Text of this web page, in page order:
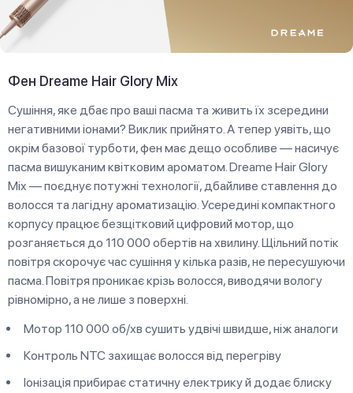
Фен Dreame Hair Glory Mix
Сушіння, яке дбає про ваші пасма та живить їх зсередини
негативними іонами? Виклик прийнято. А тепер уявіть, що
окрім базової турботи, фен має дещо особливе — насичує
пасма вишуканим квітковим ароматом. Dreame Hair Glory
Mix — поєднує потужні технології, дбайливе ставлення до
волосся та лагідну ароматизацію. Усередині компактного
корпусу працює безщітковий цифровий мотор, що
розганяється до 110 000 обертів на хвилину. Щільний потік
повітря скорочує час сушіння у кілька разів, не пересушуючи
пасма. Повітря проникає крізь волосся, виводячи вологу
рівномірно, а не лише з поверхні.
Мотор 110 000 об/хв сушить удвічі швидше, ніж аналоги
Контроль NTC захищає волосся від перегріву
Іонізація прибирає статичну електрику й додає блиску